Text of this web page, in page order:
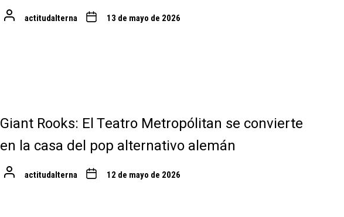
actitudalterna 13 de mayo de 2026
Giant Rooks: El Teatro Metropólitan se convierte
en la casa del pop alternativo alemán
actitudalterna 12 de mayo de 2026